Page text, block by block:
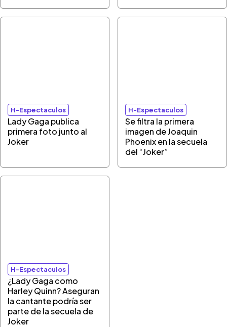
H-Espectaculos
Lady Gaga publica
primera foto junto al
Joker
H-Espectaculos
Se filtra la primera
imagen de Joaquin
Phoenix en la secuela
del “Joker”
H-Espectaculos
¿Lady Gaga como
Harley Quinn? Aseguran
la cantante podría ser
parte de la secuela de
Joker